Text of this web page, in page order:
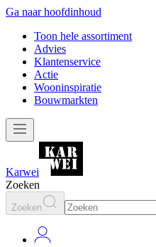
Ga naar hoofdinhoud
Toon hele assortiment
Advies
Klantenservice
Actie
Wooninspiratie
Bouwmarkten
Karwei
Zoeken
Zoeken